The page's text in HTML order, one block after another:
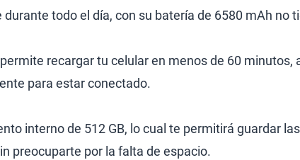
todo el día, con su batería de 6580 mAh no
recargar tu celular en menos de 60 minutos,
para estar conectado.
interno de 512 GB, lo cual te permitirá guardar
preocuparte por la falta de espacio.